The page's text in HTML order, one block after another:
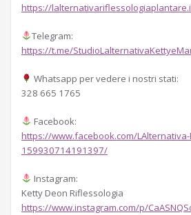
https://
Telegram:
https://t.me/
Whatsapp per vedere i nostri stati:
328 665 1765
Facebook:
https://www.facebook.com/
159930714191397/
Instagram:
Ketty Deon Riflessologia
https://www.instagram.com/p/